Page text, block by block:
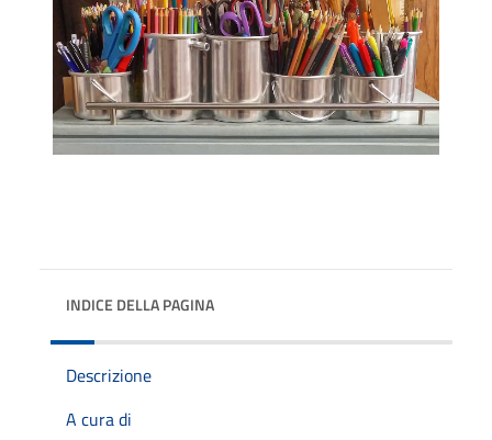
INDICE DELLA PAGINA
Descrizione
A cura di